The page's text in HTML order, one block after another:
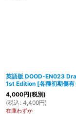
英語版 DOOD-EN023
1st Edition [各種初期傷有
4,000円(税別)
(税込 : 4,400円)
在庫わずか